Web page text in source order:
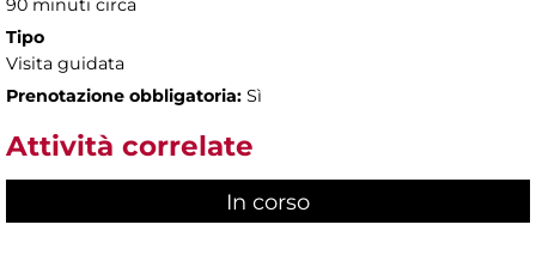
90 minuti circa
Tipo
Visita guidata
Prenotazione obbligatoria: Sì
Attività correlate
In corso